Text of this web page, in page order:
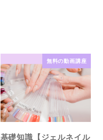
無料の動画講座
基礎知識【ジェルネイル